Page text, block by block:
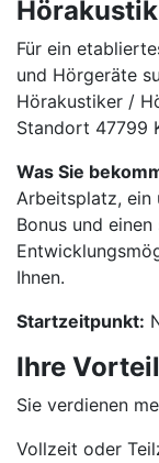
Hörakustik
Für ein
und Hörgeräte
Hörakustiker /
Standort 47799
Was Sie
Arbeitsplatz, ein
Bonus und
Ihnen.
Startzeitpunkt:
Ihre
Sie verdienen
Vollzeit oder